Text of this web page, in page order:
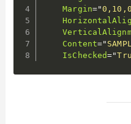
Margin="
Content="
IsChecked="